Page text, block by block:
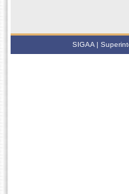
SIGAA |